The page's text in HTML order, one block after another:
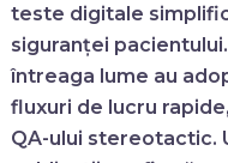
teste digitale
siguranței
întreaga lume au
fluxuri de lucru
QA-ului stereotactic.